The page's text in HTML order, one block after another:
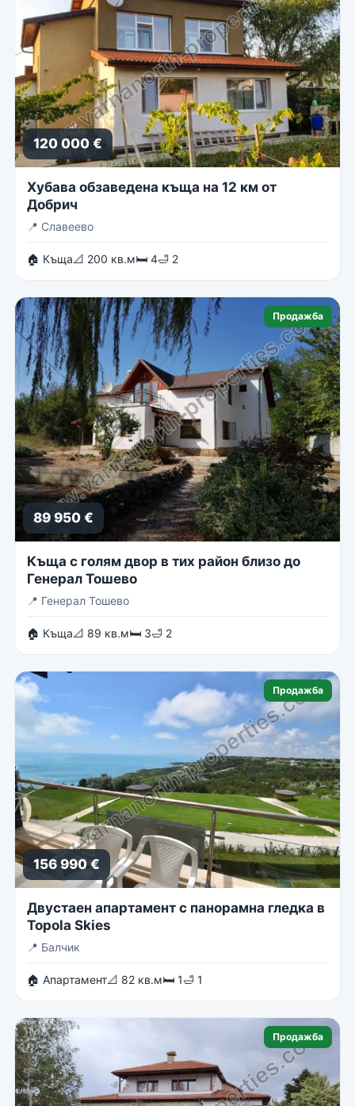
120 000 €
Хубава обзаведена къща на 12 км от
Добрич
📍 Славеево
🏠 Къща📐 200 кв.м🛏 4🛁 2
Продажба
89 950 €
Къща с голям двор в тих район близо до
Генерал Тошево
📍 Генерал Тошево
🏠 Къща📐 89 кв.м🛏 3🛁 2
Продажба
156 990 €
Двустаен апартамент с панорамна гледка в
Topola Skies
📍 Балчик
🏠 Апартамент📐 82 кв.м🛏 1🛁 1
Продажба